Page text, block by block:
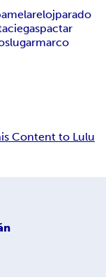
relojparado
ciegaspactar
lugarmarco
Content to Lulu